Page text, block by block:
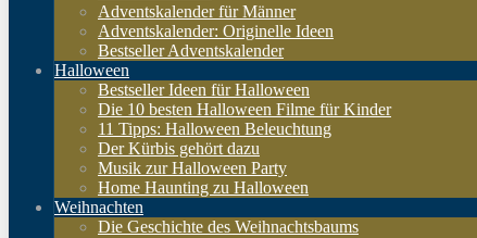
Adventskalender für Männer
Adventskalender: Originelle Ideen
Bestseller Adventskalender
Halloween
Bestseller Ideen für Halloween
Die 10 besten Halloween Filme für Kinder
11 Tipps: Halloween Beleuchtung
Der Kürbis gehört dazu
Musik zur Halloween Party
Home Haunting zu Halloween
Weihnachten
Die Geschichte des Weihnachtsbaums